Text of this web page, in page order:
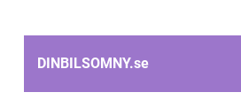
DINBILSOMNY.se